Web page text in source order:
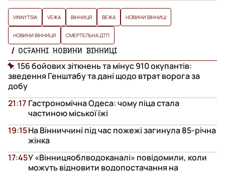
VINNYTSIA VЕЖА ВІННИЦЯ ВЕЖА НОВИНИ ВІННИЦІ
НОВИНИ ВІННИЦЯ СМЕРТЕЛЬНА ДТП
ОСТАННІ НОВИНИ ВІННИЦІ
156 бойових зіткнень та мінус 910 окупантів:
зведення Генштабу та дані щодо втрат ворога за
добу
Гастрономічна Одеса: чому піца стала
частиною міської їжі
21:17
На Вінниччині під час пожежі загинула 85-річна
жінка
19:15
У «Вінницяоблводоканалі» повідомили, коли
можуть відновити водопостачання на
17:45